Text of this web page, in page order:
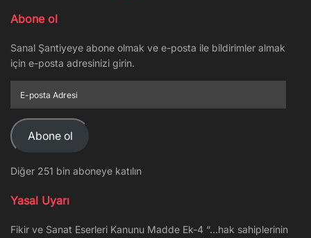
Abone ol
Sanal Şantiyeye abone olmak ve e-posta ile bildirimler almak
için e-posta adresinizi girin.
posta
Adresi
Abone ol
Diğer 251 bin aboneye katılın
Yasal Uyarı
Fikir ve Sanat Eserleri Kanunu Madde Ek-4 “…hak sahiplerinin